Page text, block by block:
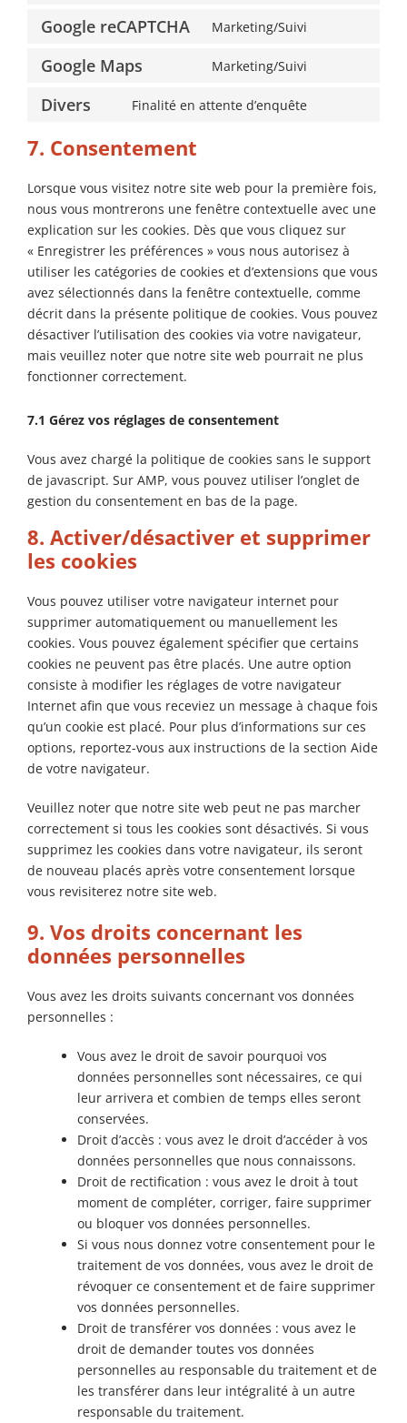
Google reCAPTCHA Marketing/Suivi
Google Maps Marketing/Suivi
Divers Finalité en attente d’enquête
7. Consentement
Lorsque vous visitez notre site web pour la première fois,
nous vous montrerons une fenêtre contextuelle avec une
explication sur les cookies. Dès que vous cliquez sur
« Enregistrer les préférences » vous nous autorisez à
utiliser les catégories de cookies et d’extensions que vous
avez sélectionnés dans la fenêtre contextuelle, comme
décrit dans la présente politique de cookies. Vous pouvez
désactiver l’utilisation des cookies via votre navigateur,
mais veuillez noter que notre site web pourrait ne plus
fonctionner correctement.
7.1 Gérez vos réglages de consentement
Vous avez chargé la politique de cookies sans le support
de javascript. Sur AMP, vous pouvez utiliser l’onglet de
gestion du consentement en bas de la page.
8. Activer/désactiver et supprimer
les cookies
Vous pouvez utiliser votre navigateur internet pour
supprimer automatiquement ou manuellement les
cookies. Vous pouvez également spécifier que certains
cookies ne peuvent pas être placés. Une autre option
consiste à modifier les réglages de votre navigateur
Internet afin que vous receviez un message à chaque fois
qu’un cookie est placé. Pour plus d’informations sur ces
options, reportez-vous aux instructions de la section Aide
de votre navigateur.
Veuillez noter que notre site web peut ne pas marcher
correctement si tous les cookies sont désactivés. Si vous
supprimez les cookies dans votre navigateur, ils seront
de nouveau placés après votre consentement lorsque
vous revisiterez notre site web.
9. Vos droits concernant les
données personnelles
Vous avez les droits suivants concernant vos données
personnelles :
Vous avez le droit de savoir pourquoi vos
données personnelles sont nécessaires, ce qui
leur arrivera et combien de temps elles seront
conservées.
Droit d’accès : vous avez le droit d’accéder à vos
données personnelles que nous connaissons.
Droit de rectification : vous avez le droit à tout
moment de compléter, corriger, faire supprimer
ou bloquer vos données personnelles.
Si vous nous donnez votre consentement pour le
traitement de vos données, vous avez le droit de
révoquer ce consentement et de faire supprimer
vos données personnelles.
Droit de transférer vos données : vous avez le
droit de demander toutes vos données
personnelles au responsable du traitement et de
les transférer dans leur intégralité à un autre
responsable du traitement.